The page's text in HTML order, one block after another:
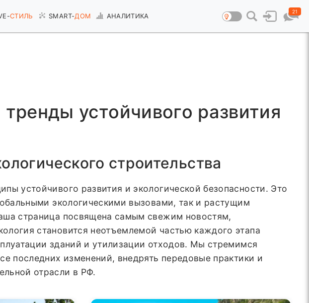
СТИЛЬ SMART-ДОМ АНАЛИТИКА
21
устойчивого развития
строительства
устойчивого развития и экологической безопасности. Это
экологическими вызовами, так и растущим
страница посвящена самым свежим новостям,
становится неотъемлемой частью каждого этапа
зданий и утилизации отходов. Мы стремимся
последних изменений, внедрять передовые практики и
отрасли в РФ.